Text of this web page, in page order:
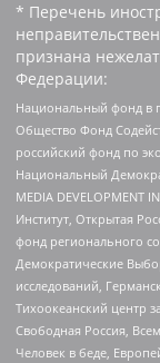
* Перечень
признана
Федерации:
Национальный фонд в
Общество Фонд
российский фонд по
Национальный
MEDIA DEVELOPMENT
Институт, Открытая
фонд регионального
Демократические
исследований,
Тихоокеанский центр
Свободная Россия,
Человек в беде,